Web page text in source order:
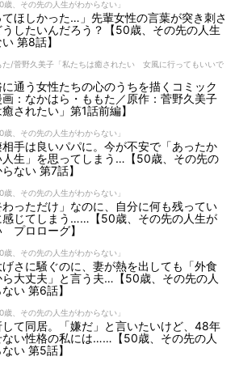
歳、その先の人生がわからない」
てほしかった…」先輩女性の言葉が突き刺さ
したいんだろう？【50歳、その先の人生
第8話】
た/菅野久美子「私たちは癒されたい 女風に行ってもいいで
通う女性たちの心のうちを描くコミック
：なかはら・ももた／原作：菅野久美子
癒されたい」第1話前編】
歳、その先の人生がわからない」
手は良いパパに。今が不安で「あったか
人生」を思ってしまう…【50歳、その先の
ない 第7話】
歳、その先の人生がわからない」
わっただけ」なのに、自分に何も残ってい
感じてしまう……【50歳、その先の人生が
プロローグ】
歳、その先の人生がわからない」
げさに騒ぐのに、妻が熱を出しても「外食
ら大丈夫」と言う夫…【50歳、その先の人
い 第6話】
歳、その先の人生がわからない」
て同居。「嫌だ」と言いたいけど、48年
ない性格の私には……【50歳、その先の人
い 第5話】